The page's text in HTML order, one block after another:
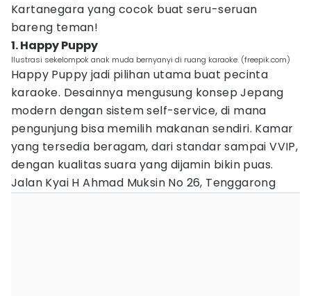
Kartanegara yang cocok buat seru-seruan
bareng teman!
1. Happy Puppy
Ilustrasi sekelompok anak muda bernyanyi di ruang karaoke. (freepik.com)
Happy Puppy jadi pilihan utama buat pecinta
karaoke. Desainnya mengusung konsep Jepang
modern dengan sistem self-service, di mana
pengunjung bisa memilih makanan sendiri. Kamar
yang tersedia beragam, dari standar sampai VVIP,
dengan kualitas suara yang dijamin bikin puas.
Jalan Kyai H Ahmad Muksin No 26, Tenggarong